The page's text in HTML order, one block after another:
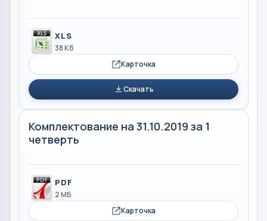
XLS
38 Кб
Карточка
Скачать
Комплектование на 31.10.2019 за 1
четверть
PDF
2 МБ
Карточка